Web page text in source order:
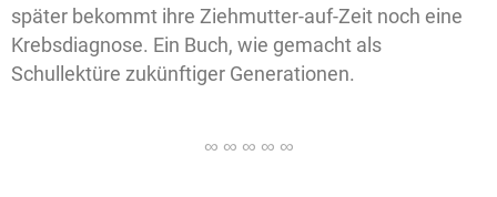
später bekommt ihre Ziehmutter-auf-Zeit noch eine
Krebsdiagnose. Ein Buch, wie gemacht als
Schullektüre zukünftiger Generationen.